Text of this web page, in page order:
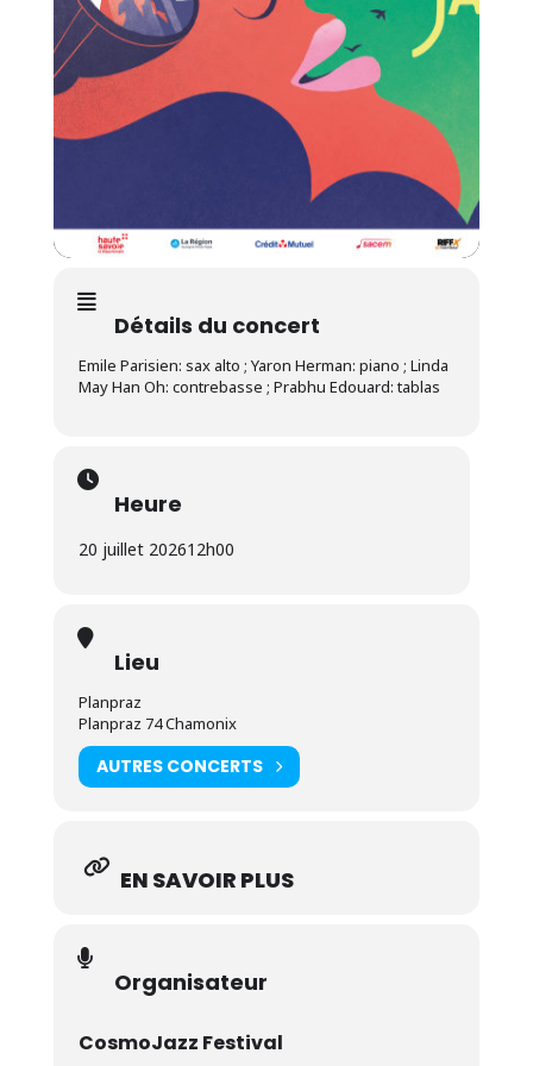
Détails du concert
Emile Parisien: sax alto ; Yaron Herman: piano ; Linda
May Han Oh: contrebasse ; Prabhu Edouard: tablas
Heure
20 juillet 202612h00
Lieu
Planpraz
Planpraz 74 Chamonix
AUTRES CONCERTS
EN SAVOIR PLUS
Organisateur
CosmoJazz Festival